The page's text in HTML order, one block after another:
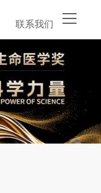
联系我们